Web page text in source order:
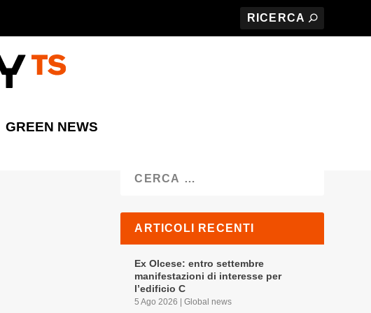
GREEN NEWS
ARTICOLI RECENTI
Ex Olcese: entro settembre
manifestazioni di interesse per
l’edificio C
5 Ago 2026 |Global news